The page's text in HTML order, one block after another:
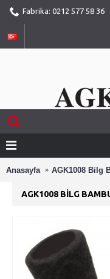
Fabrika: 0212 577 58 36
Anasayfa AGK1008 Bilg